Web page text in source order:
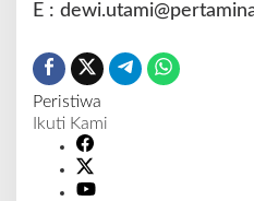
E :
Peristiwa
Ikuti Kami